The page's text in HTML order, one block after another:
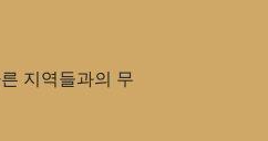
지역들과의 무